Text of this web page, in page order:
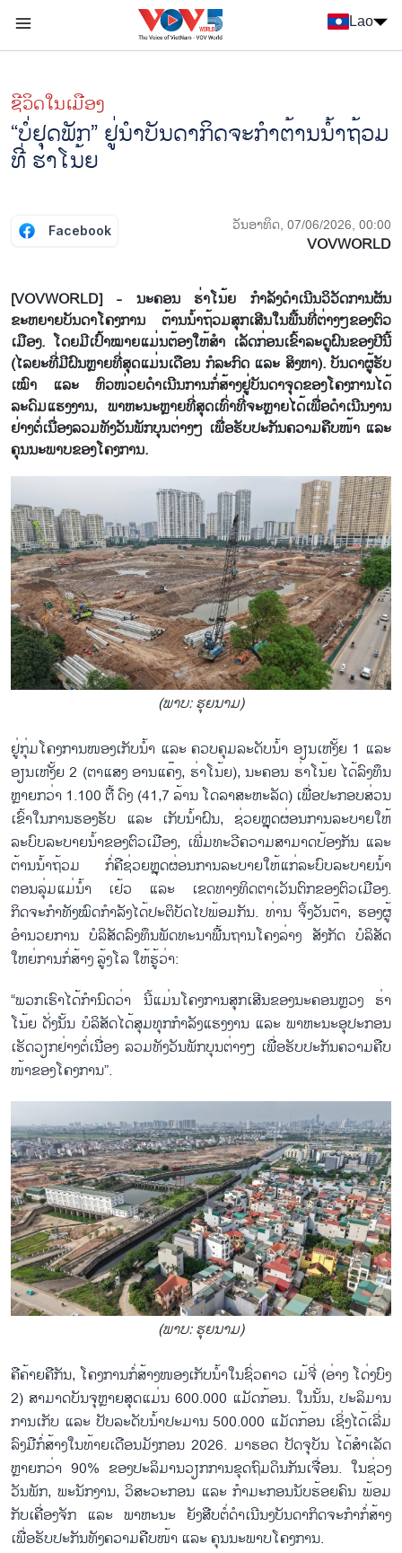
Lao
ຊີ​ວິດ​ໃນ​ເມືອງ
“ບໍ່ຢຸດພັກ” ຢູ່ນຳບັນດາກິດຈະກຳຕ້ານນ້ຳຖ້ວມ
ທີ່ ຮ່າໂນ້ຍ
Facebook ວັນອາທິດ, 07/06/2026, 00:00
VOVWORLD
[VOVWORLD] - ນະຄອນ ຮ່າໂນ້ຍ ກຳລັງດຳເນີນວິວັດການຜັນ
ຂະຫຍາຍບັນດາໂຄງການ ຕ້ານນ້ຳຖ້ວມສຸກເສີນໃນພື້ນທີ່ຕ່າງໆຂອງຕົວ
ເມືອງ. ໂດຍມີເປົ້າໝາຍແມ່ນຕ້ອງໃຫ້ສຳ ເລັດກ່ອນເຂົ້າລະດູຝົນຂອງປີນີ້
(ໄລຍະທີ່ມີຝົນຫຼາຍທີ່ສຸດແມ່ນເດືອນ ກໍລະກົດ ແລະ ສິງຫາ). ບັນດາຜູ້ຮັບ
ເໝົາ ແລະ ຫົວໜ່ວຍດຳເນີນການກໍ່ສ້າງຢູ່ບັນດາຈຸດຂອງໂຄງການໄດ້
ລະດົມແຮງງານ, ພາຫະນະຫຼາຍທີ່ສຸດເທົ່າທີ່ຈະຫຼາຍໄດ້ເພື່ອດຳເນີນງານ
ຢ່າງຕໍ່ເນື່ອງລວມທັງວັນພັກບຸນຕ່າງໆ ເພື່ອຮັບປະກັນຄວາມຄືບໜ້າ ແລະ
ຄຸນນະພາບຂອງໂຄງການ.
(ພາບ: ຮຸຍ​ນາມ)
ຢູ່ກຸ່ມໂຄງການໜອງເກັບນ້ຳ ແລະ ຄວບຄຸມລະດັບນ້ຳ ອຽນເຫງັ້ຍ 1 ແລະ
ອຽນເຫງັ້ຍ 2 (ຕາແສງ ອານແຄ໊ງ, ຮ່າໂນ້ຍ), ນະຄອນ ຮ່າໂນ້ຍ ໄດ້ລົງທຶນ
ຫຼາຍກວ່າ 1.100 ຕື້ ດົງ (41,7 ລ້ານ ໂດລາສະຫະລັດ) ເພື່ອປະກອບສ່ວນ
ເຂົ້າໃນການຮອງຮັບ ແລະ ເກັບນ້ຳຝົນ, ຊ່ວຍຫຼຸດຜ່ອນການລະບາຍໃຫ້
ລະບົບລະບາຍນ້ຳຂອງຕົວເມືອງ, ເພີ່ມທະວີຄວາມສາມາດປ້ອງກັນ ແລະ
ຕ້ານນ້ຳຖ້ວມ ກໍ່ຄືຊ່ວຍຫຼຸດຜ່ອນການລະບາຍໃຫ້ແກ່ລະບົບລະບາຍນ້ຳ
ຕອນລຸ່ມແມ່ນ້ຳ ເຢ້ວ ແລະ ເຂດທາງທິດຕາເວັນຕົກຂອງຕົວເມືອງ.
ກິດຈະກຳທັງໝົດກຳລັງໄດ້ປະຕິບັດໄປພ້ອມກັນ. ທ່ານ ຈິ້ງວັນຕ໊າ, ຮອງຜູ້
ອຳນວຍການ ບໍລິສັດລົງທຶນພັດທະນາພື້ນຖານໂຄງລ່າງ ສັງກັດ ບໍລິສັດ
ໃຫຍ່ການກໍ່ສ້າງ ລູ້ງໂລ ໃຫ້ຮູ້ວ່າ:
“ພວກເຮົາໄດ້ກຳນົດວ່າ ນີ້ແມ່ນໂຄງການສຸກເສີນຂອງນະຄອນຫຼວງ ຮ່າ
ໂນ້ຍ ດັ່ງນັ້ນ ບໍລິສັດໄດ້ສຸມທຸກກຳລັງແຮງງານ ແລະ ພາຫະນະອຸປະກອນ
ເຮັດວຽກຢ່າງຕໍ່ເນື່ອງ ລວມທັງວັນພັກບຸນຕ່າງໆ ເພື່ອຮັບປະກັນຄວາມຄືບ
ໜ້າຂອງໂຄງການ”.
(ພາບ: ຮຸຍ​ນາມ)
ຄືຄ້າຍຄືກັນ, ໂຄງການກໍ່ສ້າງໜອງເກັບນ້ຳໃນຊົ່ວຄາວ ເມ້ຈີ່ (ອ່າງ ໂດ່ງບົງ
2) ສາມາດບັນຈຸຫຼາຍສຸດແມ່ນ 600.000 ແມັດກ້ອນ. ໃນນັ້ນ, ປະລິມານ
ການເກັບ ແລະ ປັບລະດັບນ້ຳປະມານ 500.000 ແມັດກ້ອນ ເຊິ່ງໄດ້ເລີ່ມ
ລົງມືກໍ່ສ້າງໃນທ້າຍເດືອນມັງກອນ 2026. ມາຮອດ ປັດຈຸບັນ ໄດ້ສຳເລັດ
ຫຼາຍກວ່າ 90% ຂອງປະລິມານວຽກການຂຸດຖົມດິນກັນເຈື່ອນ. ໃນຊ່ວງ
ວັນພັກ, ພະນັກງານ, ວິສະວະກອນ ແລະ ກຳມະກອນນັບຮ້ອຍຄົນ ພ້ອມ
ກັບເຄື່ອງຈັກ ແລະ ພາຫະນະ ຍັງສືບຕໍ່ດຳເນີນງບັນດາກິດຈະກຳກໍ່ສ້າງ
ເພື່ອຮັບປະກັນທັງຄວາມຄືບໜ້າ ແລະ ຄຸນນະພາບໂຄງການ.